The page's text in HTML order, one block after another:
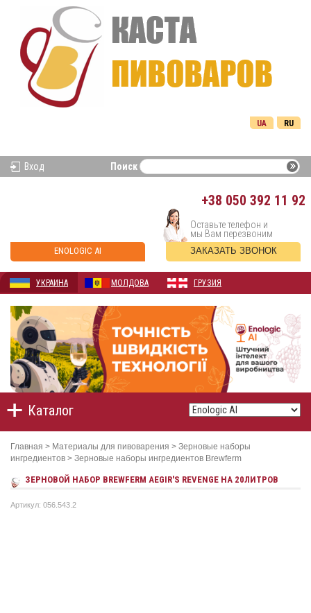
RU
UA
Вход Поиск
+38 050 392 11 92
ENOLOGIC AI
Оставьте телефон и
мы Вам перезвоним
ЗАКАЗАТЬ ЗВОНОК
УКРАИНА МОЛДОВА ГРУЗИЯ
Каталог
Главная > Материалы для пивоварения > Зерновые наборы
ингредиентов > Зерновые наборы ингредиентов Brewferm
ЗЕРНОВОЙ НАБОР BREWFERM AEGIR'S REVENGE НА 20ЛИТРОВ
Артикул: 056.543.2